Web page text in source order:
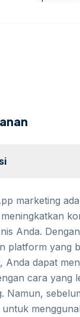
marketing
Anda. Dengan
platform yang
Anda dapat
cara yang
Namun,